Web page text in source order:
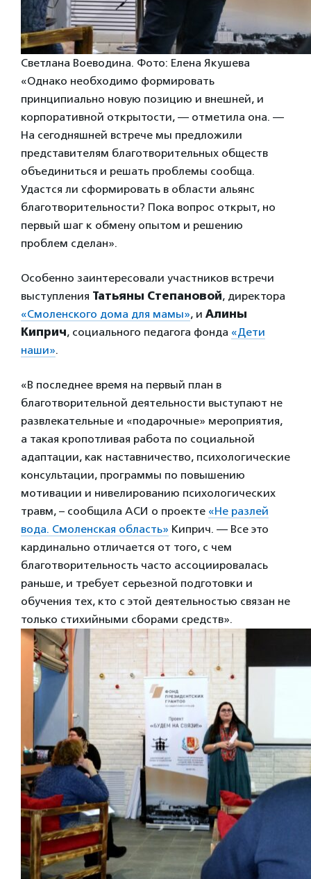
Светлана Воеводина. Фото: Елена Якушева
«Однако необходимо формировать
принципиально новую позицию и внешней, и
корпоративной открытости, — отметила она. —
На сегодняшней встрече мы предложили
представителям благотворительных обществ
объединиться и решать проблемы сообща.
Удастся ли сформировать в области альянс
благотворительности? Пока вопрос открыт, но
первый шаг к обмену опытом и решению
проблем сделан».
Особенно заинтересовали участников встречи
выступления Татьяны Степановой, директора
«Смоленского дома для мамы», и Алины
Киприч, социального педагога фонда «Дети
наши».
«В последнее время на первый план в
благотворительной деятельности выступают не
развлекательные и «подарочные» мероприятия,
а такая кропотливая работа по социальной
адаптации, как наставничество, психологические
консультации, программы по повышению
мотивации и нивелированию психологических
травм, – сообщила АСИ о проекте «Не разлей
вода. Смоленская область» Киприч. — Все это
кардинально отличается от того, с чем
благотворительность часто ассоциировалась
раньше, и требует серьезной подготовки и
обучения тех, кто с этой деятельностью связан не
только стихийными сборами средств».